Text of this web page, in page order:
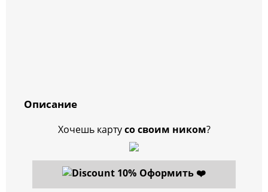
Описание
Хочешь картусо своим ником?
Оформить ❤️